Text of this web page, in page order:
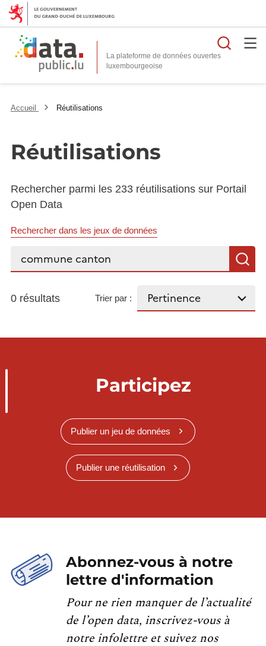
La plateforme de données ouvertes
Accueil Réutilisations
Réutilisations
Rechercher parmi les 233 réutilisations sur Portail
Open Data
Rechercher dans les jeux de données
0 résultats Trier par :
Participez
Publier un jeu de données
Publier une réutilisation
Abonnez-vous à notre
lettre d'information
Pour ne rien manquer de l’actualité
de l’open data, inscrivez-vous à
notre infolettre et suivez nos